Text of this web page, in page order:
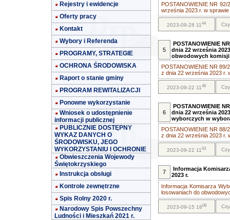
Rejestry i ewidencje
Oferty pracy
Kontakt
Wybory i Referenda
PROGRAMY, STRATEGIE
OCHRONA ŚRODOWISKA
Raport o stanie gminy
PROGRAM REWITALIZACJI
Ponowne wykorzystanie
Wniosek o udostępnienie
informacji publicznej
PUBLICZNIE DOSTĘPNY
WYKAZ DANYCH O
ŚRODOWISKU, JEGO
WYKORZYSTANIU I OCHRONIE
Obwieszczenia Wojewody
Świętokrzyskiego
Instrukcja obsługi
Kontrole zewnętrzne
Spis Rolny 2020 r.
Narodowy Spis Powszechny
Ludności i Mieszkań 2021 r.
POSTANOWIENIE NR
września 2023 r. w sprawie
2023-09-28 1144
5
POSTANOWIENIE
dnia 22 września
obwodowych
POSTANOWIENIE NR 89/
z dnia 22 września 2023 r.
2023-09-22 1146
6
POSTANOWIENIE
dnia 22 września
wyborczych w
POSTANOWIENIE NR 88/
z dnia 22 września 2023 r.
2023-09-22 1103
7
Informacja
2023 r.
Informacja Komisarza
losowaniach do
2023-09-15 1808